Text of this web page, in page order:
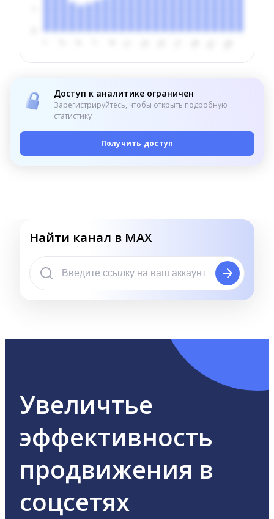
Доступ к аналитике ограничен
Зарегистрируйтесь, чтобы открыть подробную
статистику
Получить доступ
Найти канал в MAX
Увеличтье
эффективность
продвижения в
соцсетях